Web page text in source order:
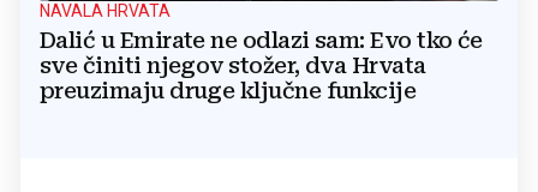
NAVALA HRVATA
Dalić u Emirate ne odlazi sam: Evo tko će
sve činiti njegov stožer, dva Hrvata
preuzimaju druge ključne funkcije